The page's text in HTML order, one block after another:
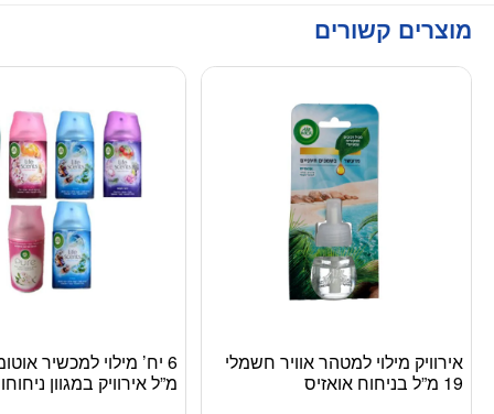
מוצרים קשורים
אירוויק מילוי למטהר אוויר חשמלי
19 מ”ל בניחוח אואזיס
מ”ל אירוויק במגוון